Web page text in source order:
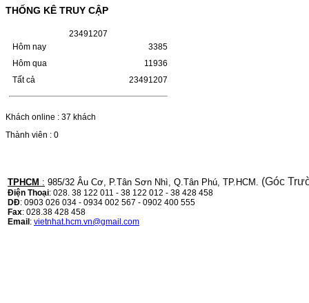
LBP 243/MF 461DW
HỘP MỰC HP 110A (W1110A) CHO DÒNG
MÁY LBP 243/MF 461DWMÃ HỘP MỰC:-
Hộp mực HP 110A (W1110A)- Loại mực:
Mực in laser trắng đenSỬ DỤNG CHO MÁY
IN:- HP…
Giá : 249.000VND
243/MF 461DW
HỘP MỰC CANON CRG-070 CHO DÒNG
MÁY LBP 243/MF 461DW MÃ HỘP MỰC:–
Hộp mực Canon CRG-070– Loại mực: Mực
in laser trắng đenSỬ DỤNG CHO MÁY IN:–
THỐNG KÊ TRUY CẬP
23491 207
Hôm nay
Hôm qua
Tất cả
3385
11936
23491207
Khách online : 37 khách
Thành viên : 0
TPHCM : 985/32 Âu Cơ, P.Tân Sơn Nhì, Q.Tân Phú, TP.HCM. (Góc
Điện Thoại: 028. 38 122 011 - 38 122 012 - 38 428 458
DĐ: 0903 026 034 - 0934 002 567 - 0902 400 555
Fax: 028.38 428 458
Email: vietnhat.hcm.vn@gmail.com